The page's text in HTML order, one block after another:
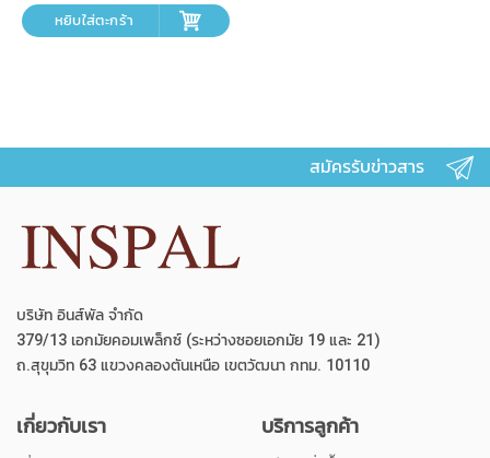
หยิบใส่ตะกร้า
สมัครรับข่าวสาร
บริษัท อินส์พัล จำกัด
379/13 เอกมัยคอมเพล็กซ์ (ระหว่างซอยเอกมัย 19 และ 21)
ถ.สุขุมวิท 63 แขวงคลองตันเหนือ เขตวัฒนา กทม. 10110
เกี่ยวกับเรา บริการลูกค้า